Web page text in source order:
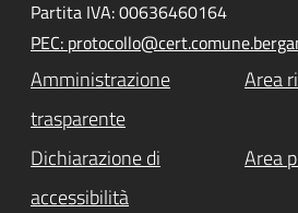
Partita IVA: 00636460164
PEC:
Amministrazione
trasparente
Area
Dichiarazione di
accessibilità
Area